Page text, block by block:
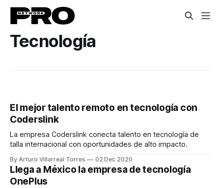
Tecnología
El mejor talento remoto en tecnología con
Coderslink
La empresa Coderslink conecta talento en tecnología de
talla internacional con oportunidades de alto impacto.
By Arturo Villarreal Torres 02 Dec 2020
Llega a México la empresa de tecnología
OnePlus